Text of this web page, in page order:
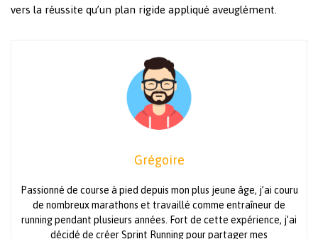
vers la réussite qu’un plan rigide appliqué aveuglément.
Grégoire
Passionné de course à pied depuis mon plus jeune âge, j’ai couru
de nombreux marathons et travaillé comme entraîneur de
running pendant plusieurs années. Fort de cette expérience, j’ai
décidé de créer Sprint Running pour partager mes